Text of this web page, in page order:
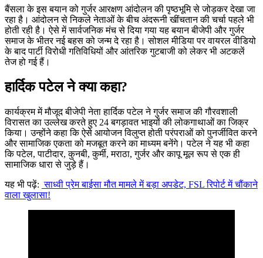
बैंसला के इस बयान को गुर्जर आरक्षण आंदोलन की पृष्ठभूमि से जोड़कर देखा जा
रहा है। आंदोलन से निकले नेताओं के बीच अंदरूनी खींचतान की चर्चा पहले भी
होती रही है। ऐसे में सार्वजनिक मंच से दिया गया यह बयान बीजेपी और गुर्जर
समाज के भीतर नई बहस को जन्म दे रहा है। सोशल मीडिया पर वायरल वीडियो
के बाद पार्टी विरोधी गतिविधियों और आंतरिक गुटबाजी को लेकर भी अटकलें
तेज हो गई हैं।
हार्दिक पटेल ने क्या कहा?
कार्यक्रम में मौजूद बीजेपी नेता हार्दिक पटेल ने गुर्जर समाज की गौरवशाली
विरासत का उल्लेख करते हुए 24 बगड़ावत भाइयों की लोकगाथाओं का जिक्र
किया। उन्होंने कहा कि ऐसे आयोजन विलुप्त होती परंपराओं को पुनर्जीवित करने
और सामाजिक एकता को मजबूत करने का माध्यम बनेंगे। पटेल ने यह भी कहा
कि पटेल, पाटीदार, कुनबी, कुर्मी, मराठा, गुर्जर और कापू मूल रूप से एक ही
सामाजिक धारा से जुड़े हैं।
यह भी पढ़ें: साध्वी प्रेम बाईसा मौत मामले में बड़ा अपडेट, FSL रिपोर्ट में चौंकाने
वाला खुलासा!